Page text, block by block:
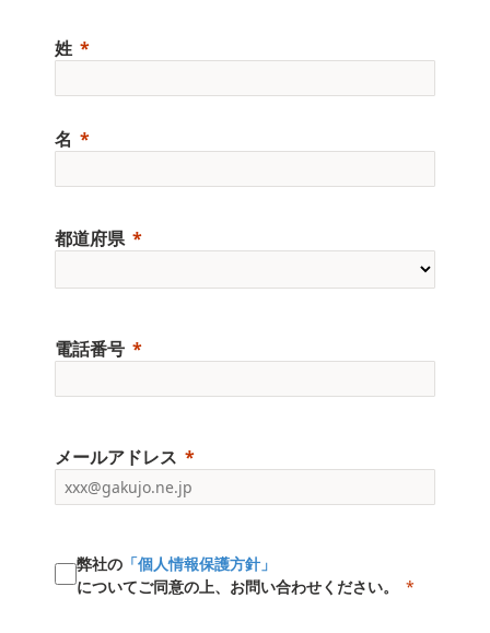
姓
名
都道府県
電話番号
メールアドレス
弊社の 「個人情報保護方針」
についてご同意の上、お問い合わせください。